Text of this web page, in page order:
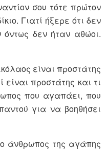
σου τότε πρώτον
Γιατί ήξερε ότι δεν
δεν ήταν αθώοι.
είναι προστάτης
προστάτης και τι
που αγαπάει, που
για να βοηθήσει
ο άνθρωπος της αγάπης